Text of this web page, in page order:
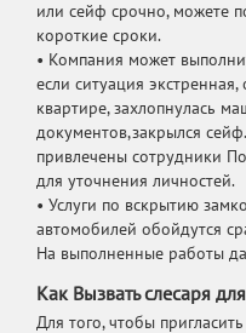
или сейф срочно, можете
короткие сроки.
• Компания может
если ситуация
квартире, захлопнулась
документов,закрылся
привлечены сотрудники
для уточнения личностей.
• Услуги по вскрытию
автомобилей обойдутся
На выполненные работы
Как Вызвать слесаря
Для того, чтобы